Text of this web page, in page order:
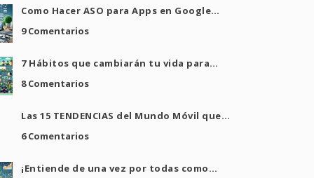
Como Hacer ASO para Apps en Google…
9 Comentarios
7 Hábitos que cambiarán tu vida para…
8 Comentarios
Las 15 TENDENCIAS del Mundo Móvil que…
6 Comentarios
¡Entiende de una vez por todas como…